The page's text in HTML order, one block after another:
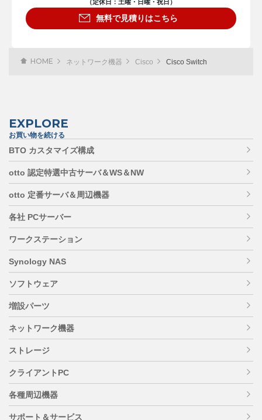
（定休日：土曜・日曜・祝日）
無料で見積りはこちら
HOME ネットワーク機器 Cisco Cisco Switch
EXPLORE
お買い物を続ける
BTO カスタマイズ構成
otto 認定特選中古サーバ＆WS＆NW
otto 定番サーバ＆周辺機器
各社 PCサーバー
ワークステーション
Synology NAS
ソフトウェア
増設パーツ
ネットワーク機器
ストレージ
クライアントPC
各種周辺機器
サポート＆サービス